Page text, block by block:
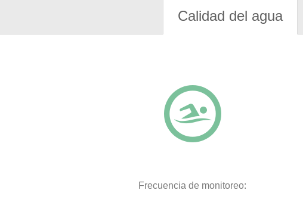
Calidad del agua
Frecuencia de monitoreo: